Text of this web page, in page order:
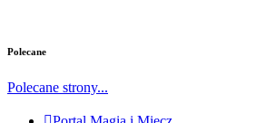
Polecane
Polecane strony...